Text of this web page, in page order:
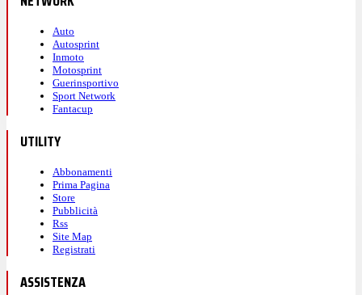
Auto
Autosprint
Inmoto
Motosprint
Guerinsportivo
Sport Network
Fantacup
UTILITY
Abbonamenti
Prima Pagina
Store
Pubblicità
Rss
Site Map
Registrati
ASSISTENZA